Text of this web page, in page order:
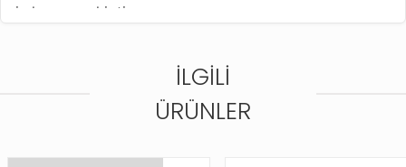
imkanına sahiptir.
Isıyı muhafaza eden süper kapsül tabana sahiptir.
İLGILI
ÜRÜNLER